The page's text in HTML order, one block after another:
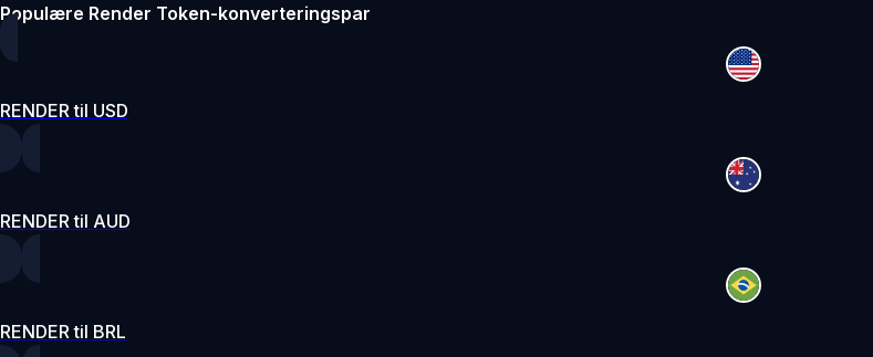
Populære Render Token-konverteringspar
RENDER til USD
RENDER til AUD
RENDER til BRL